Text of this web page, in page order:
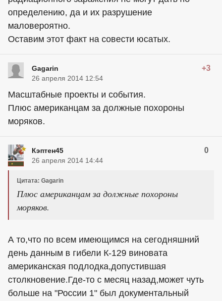
определению, да и их разрушение
маловероятно.
Оставим этот факт на совести юсатых.
Gagarin +3
26 апреля 2014 12:54
Масштабные проекты и события.
Плюс американцам за должные похороны
моряков.
Кэптен45 0
26 апреля 2014 14:44
Цитата: Gagarin
Плюс американцам за должные похороны
моряков.
А то,что по всем имеющимся на сегодняшний
день данным в гибели К-129 виновата
американская подлодка,допустившая
столкновение.Где-то с месяц назад,может чуть
больше на "России 1" был документальный